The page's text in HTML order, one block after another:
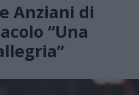
Anziani di
“Una